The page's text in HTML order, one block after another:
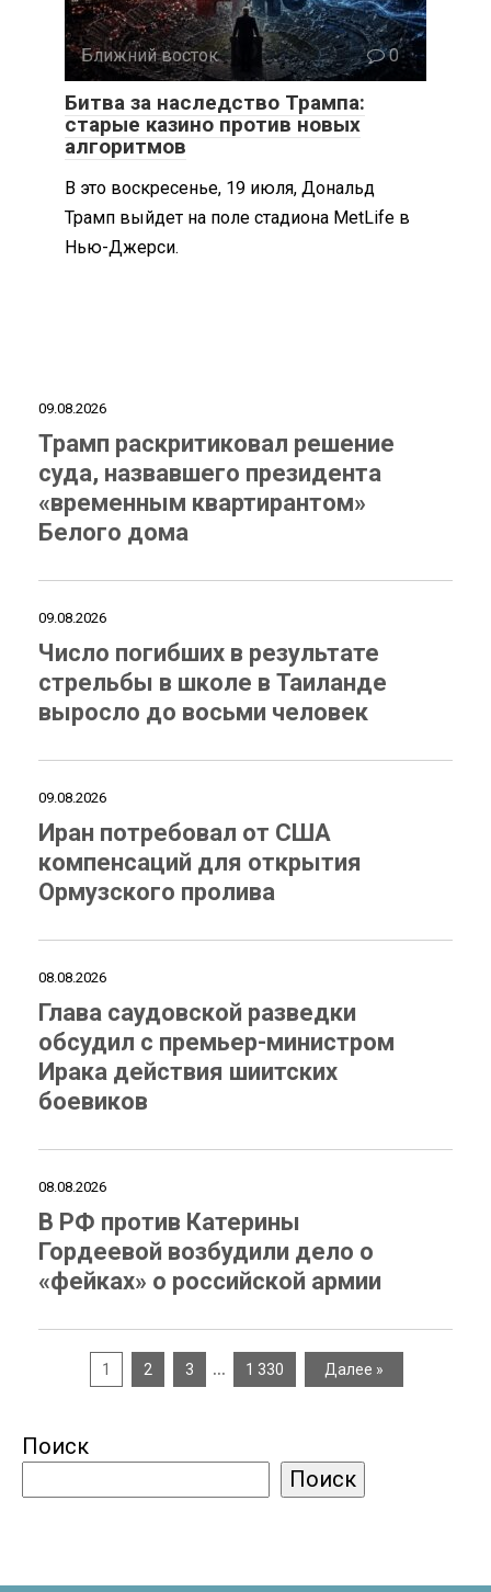
Ближний восток 0
Битва за наследство Трампа:
старые казино против новых
алгоритмов
В это воскресенье, 19 июля, Дональд
Трамп выйдет на поле стадиона MetLife в
Нью-Джерси.
09.08.2026
Трамп раскритиковал решение
суда, назвавшего президента
«временным квартирантом»
Белого дома
09.08.2026
Число погибших в результате
стрельбы в школе в Таиланде
выросло до восьми человек
09.08.2026
Иран потребовал от США
компенсаций для открытия
Ормузского пролива
08.08.2026
Глава саудовской разведки
обсудил с премьер-министром
Ирака действия шиитских
боевиков
08.08.2026
В РФ против Катерины
Гордеевой возбудили дело о
«фейках» о российской армии
1 2 3 … 1 330 Далее »
Поиск
Поиск